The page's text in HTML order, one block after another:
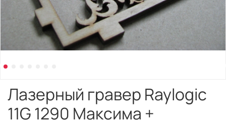
Лазерный гравер Raylogic
11G 1290 Максима +